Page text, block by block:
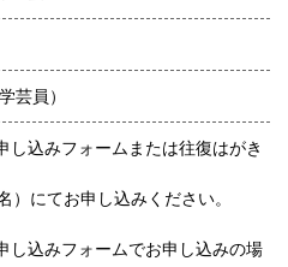
芸員）
し込みフォームまたは往復はがき
）にてお申し込みください。
し込みフォームでお申し込みの場